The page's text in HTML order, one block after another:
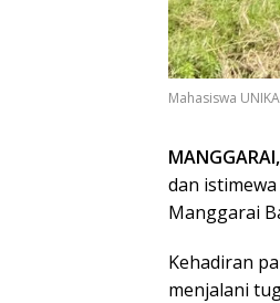
Mahasiswa
dan
Manggarai
Kehadiran
menjalani